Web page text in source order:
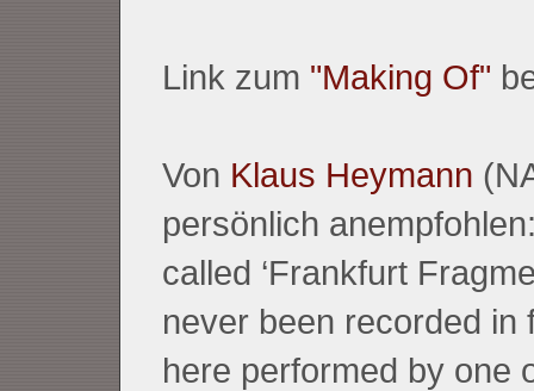
Link zum "Making Of"
Von Klaus Heymann
persönlich
called ‘Frankfurt
never been recorded in
here performed by one